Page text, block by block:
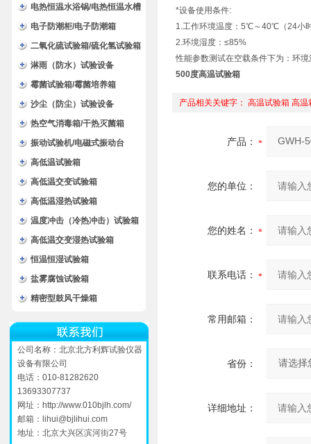
电热恒温水浴锅/电热恒温水槽
电子防潮柜/电子防潮箱
二氧化硫试验箱/硫化氢试验箱
淋雨（防水）试验设备
霉菌试验箱/霉菌培养箱
沙尘（防尘）试验设备
热空气消毒箱/干热灭菌箱
振动试验机/电磁式振动台
高低温试验箱
高低温交变试验箱
高低温湿热试验箱
温度冲击（冷热冲击）试验箱
高低温交变湿热试验箱
恒温恒湿试验箱
盐雾腐蚀试验箱
精密型鼓风干燥箱
公司名称：北京北方利辉试验仪器
设备有限公司
电话：010-81282620
13693307737
网址： http://www.010bjlh.com/
邮箱： lihui@bjlihui.com
地址：北京大兴区滨河街27号
*设备使用条件:
1.工作环境温度：5℃～40℃（24小
2.环境湿度：≤85%
性能参数测试在空载条件下为：环
500度高温试验箱
产品相关关键字： 高温试验箱 高温
产品：
您的单位：
您的姓名：
联系电话：
常用邮箱：
省份：
详细地址：